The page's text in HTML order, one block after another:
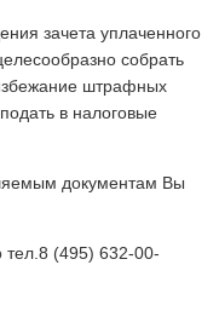
зачета уплаченного
собрать
штрафных
в налоговые
документам Вы
тел.8 (495) 632-00-